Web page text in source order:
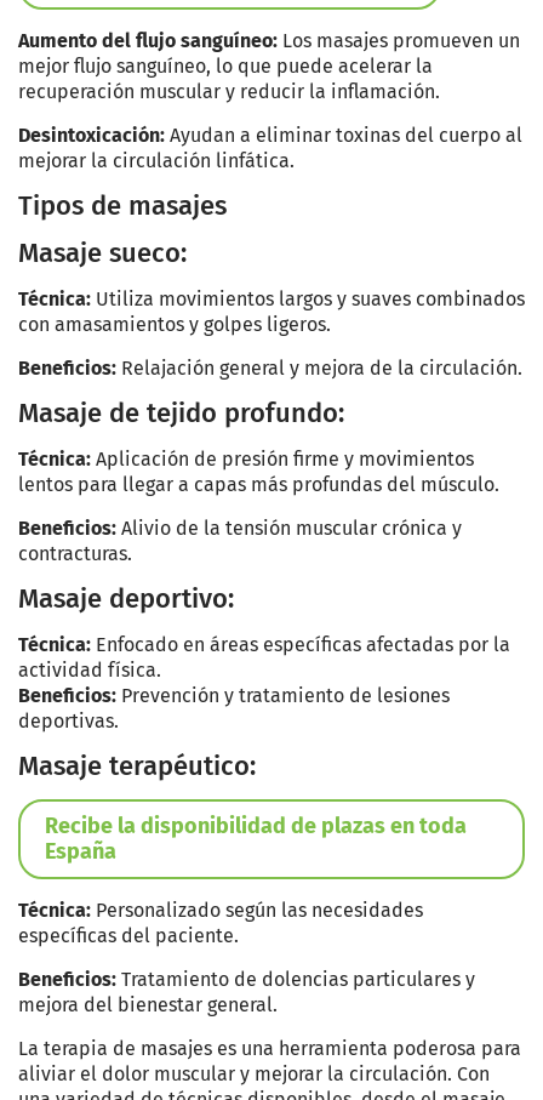
Aumento del flujo sanguíneo: Los masajes promueven un
mejor flujo sanguíneo, lo que puede acelerar la
recuperación muscular y reducir la inflamación.
Desintoxicación: Ayudan a eliminar toxinas del cuerpo al
mejorar la circulación linfática.
Tipos de masajes
Masaje sueco:
Técnica: Utiliza movimientos largos y suaves combinados
con amasamientos y golpes ligeros.
Beneficios: Relajación general y mejora de la circulación.
Masaje de tejido profundo:
Técnica: Aplicación de presión firme y movimientos
lentos para llegar a capas más profundas del músculo.
Beneficios: Alivio de la tensión muscular crónica y
contracturas.
Masaje deportivo:
Técnica: Enfocado en áreas específicas afectadas por la
actividad física.
Beneficios: Prevención y tratamiento de lesiones
deportivas.
Masaje terapéutico:
Recibe la disponibilidad de plazas en toda
España
Técnica: Personalizado según las necesidades
específicas del paciente.
Beneficios: Tratamiento de dolencias particulares y
mejora del bienestar general.
La terapia de masajes es una herramienta poderosa para
aliviar el dolor muscular y mejorar la circulación. Con